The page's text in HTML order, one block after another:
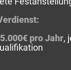
pro Jahr,